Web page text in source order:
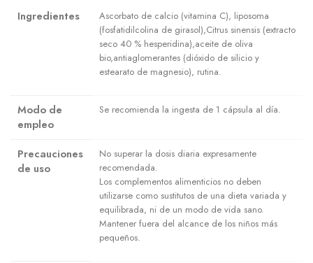
Ingredientes
Ascorbato de calcio (vitamina C), liposoma
(fosfatidilcolina de girasol),Citrus sinensis (extracto
seco 40 % hesperidina),aceite de oliva
bio,antiaglomerantes (dióxido de silicio y
estearato de magnesio), rutina.
Modo de
empleo
Se recomienda la ingesta de 1 cápsula al día.
Precauciones
de uso
No superar la dosis diaria expresamente
recomendada.
Los complementos alimenticios no deben
utilizarse como sustitutos de una dieta variada y
equilibrada, ni de un modo de vida sano.
Mantener fuera del alcance de los niños más
pequeños.